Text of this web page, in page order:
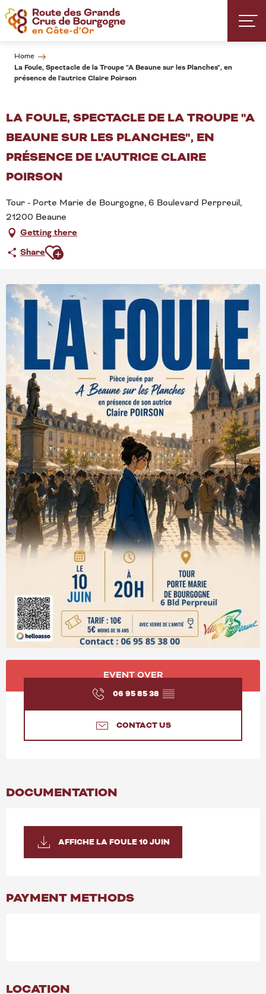
Aller
au
contenu
Home
La Foule, Spectacle de la Troupe "A Beaune sur les Planches", en
présence de l'autrice Claire Poirson
LA FOULE, SPECTACLE DE LA TROUPE "A
BEAUNE SUR LES PLANCHES", EN
PRÉSENCE DE L'AUTRICE CLAIRE
POIRSON
Tour - Porte Marie de Bourgogne, 6 Boulevard Perpreuil,
21200 Beaune
Getting there
ShareAjouter aux favoris
OPENING HOURS &
EVENT OVER
06 95 85 38 ▒▒
CONTACT US
DOCUMENTATION
AFFICHE LA FOULE 10 JUIN
PAYMENT METHODS
LOCATION